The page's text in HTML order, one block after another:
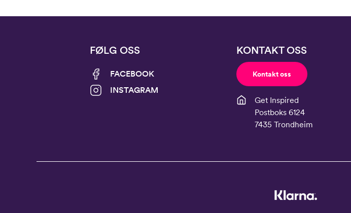
FØLG OSS
FACEBOOK
INSTAGRAM
KONTAKT OSS
Kontakt oss
Get Inspired
Postboks 6124
7435 Trondheim